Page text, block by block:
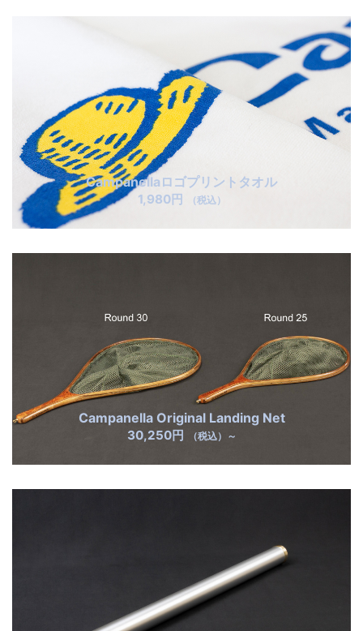
Campanellaロゴプリントタオル
1,980円 （税込）
Campanella Original Landing Net
30,250円 （税込）～